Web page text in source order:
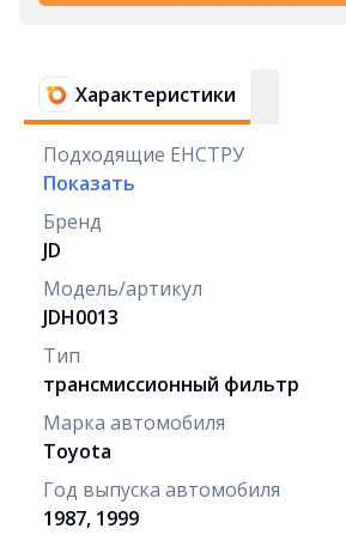
Характеристики
Подходящие ЕНСТРУ
Показать
Бренд
JD
Модель/артикул
JDH0013
Тип
трансмиссионный фильтр
Марка автомобиля
Toyota
Год выпуска автомобиля
1987, 1999